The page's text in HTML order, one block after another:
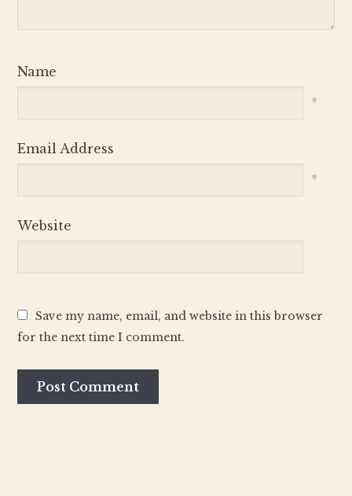
Name
*
Email Address
*
Website
Save my name, email, and website in this browser
for the next time I comment.